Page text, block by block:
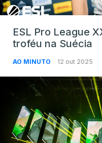
ESL Pro League
troféu na Suécia
AO MINUTO 12 out 2025